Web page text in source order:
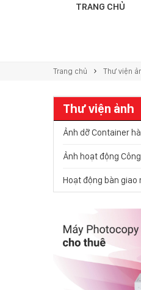
TRANG CHỦ
Trang chủ Thư viện
Thư viện ảnh
Ảnh dỡ Container
Ảnh hoạt động
Hoạt động bàn giao